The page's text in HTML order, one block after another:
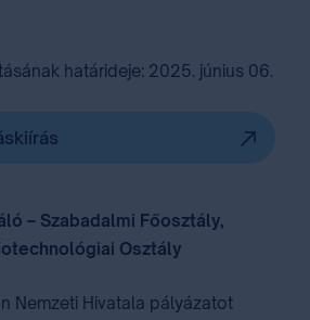
határideje: 2025. június 06.
– Szabadalmi Főosztály,
Osztály
Nemzeti Hivatala pályázatot